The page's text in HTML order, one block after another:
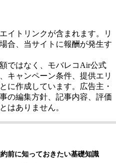
イトリンクが含まれます。リ
合、当サイトに報酬が発生す
ではなく、モバレコAir公式
キャンペーン条件、提供エリ
に作成しています。広告主・
の編集方針、記事内容、評価
はありません。
前に知っておきたい基礎知識